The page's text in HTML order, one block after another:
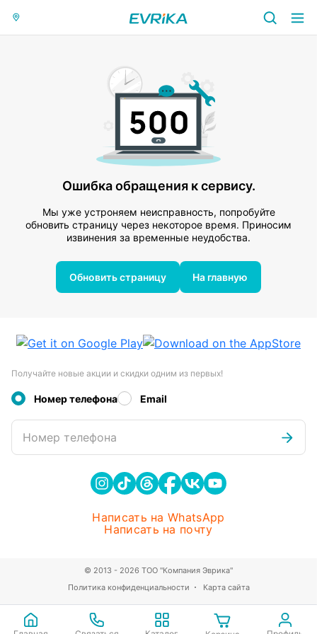
Ошибка обращения к сервису.
Мы уже устроняем неисправность, попробуйте
обновить страницу через некоторое время. Приносим
извинения за временные неудобства.
Обновить страницу На главную
Получайте новые акции и скидки одним из первых!
Номер телефона Email
Номер телефона
Написать на WhatsApp
Написать на почту
Политика конфиденциальности Карта сайта
© 2013 - 2026 ТОО "Компания Эврика"